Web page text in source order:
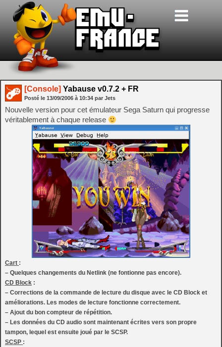
[Console] Yabause v0.7.2 + FR
Posté le 13/09/2006 à 10:34 par Jets
Nouvelle version pour cet émulateur Sega Saturn qui progresse
véritablement à chaque release
Cart :
– Quelques changements du Netlink (ne fontionne pas encore).
CD Block :
– Corrections de la commande de lecture du disque avec le CD Block et
améliorations. Les modes de lecture fonctionne correctement.
– Ajout du bon compteur de répétition.
– Les données du CD audio sont maintenant écrites vers son propre
tampon, lequel est ensuite joué par le SCSP.
SCSP :